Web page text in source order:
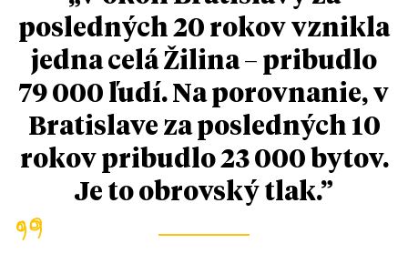
posledných 20 rokov vznikla
jedna celá Žilina – pribudlo
79 000 ľudí. Na porovnanie, v
Bratislave za posledných 10
rokov pribudlo 23 000 bytov.
Je to obrovský tlak.”